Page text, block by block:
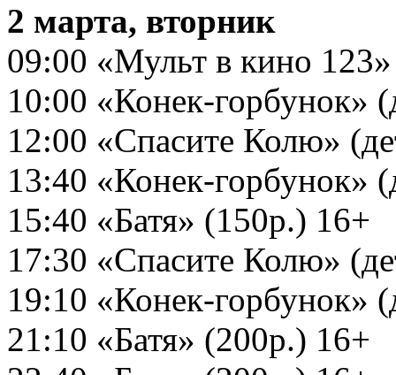
2 марта, вторник
09:00 «Мульт в кино
10:00 «Конек-горбунок»
12:00 «Спасите Колю»
13:40 «Конек-горбунок»
15:40 «Батя» (150р.) 16+
17:30 «Спасите Колю»
19:10 «Конек-горбунок»
21:10 «Батя» (200р.) 16+